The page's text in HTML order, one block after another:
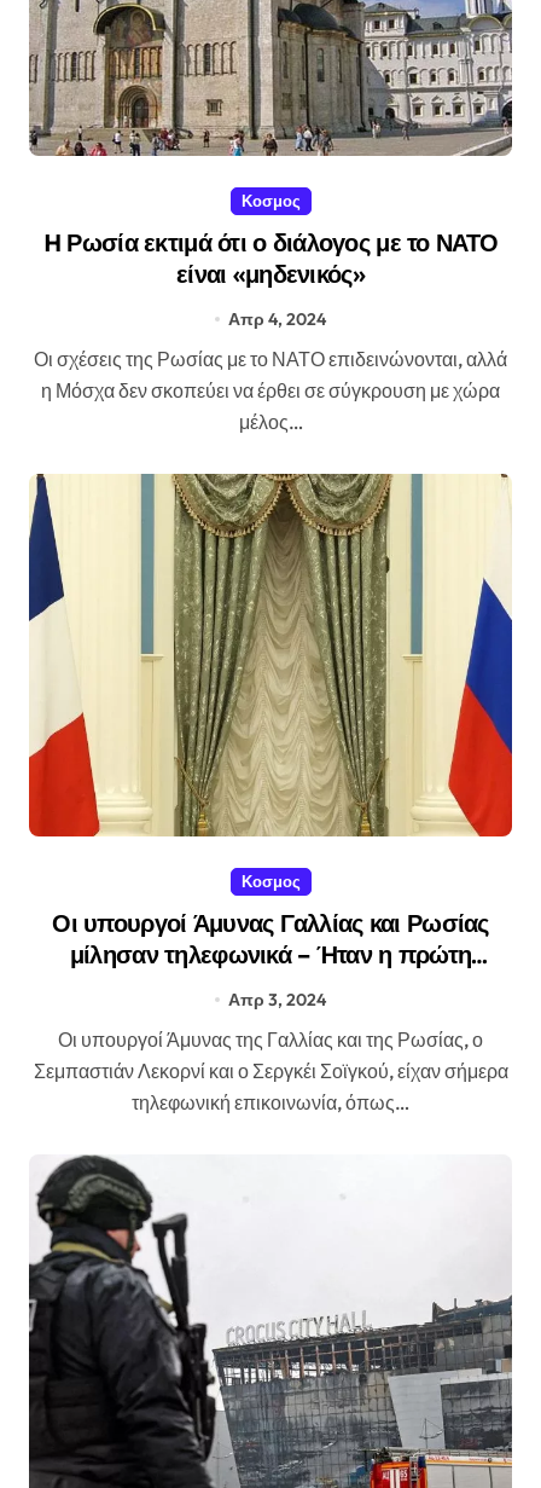
Κοσμος
H Ρωσία εκτιμά ότι ο διάλογος με το ΝΑΤΟ
είναι «μηδενικός»
Απρ 4, 2024
Οι σχέσεις της Ρωσίας με το ΝΑΤΟ επιδεινώνονται, αλλά
η Μόσχα δεν σκοπεύει να έρθει σε σύγκρουση με χώρα
μέλος…
Κοσμος
Οι υπουργοί Άμυνας Γαλλίας και Ρωσίας
μίλησαν τηλεφωνικά – Ήταν η πρώτη
Απρ 3, 2024
Οι υπουργοί Άμυνας της Γαλλίας και της Ρωσίας, ο
Σεμπαστιάν Λεκορνί και ο Σεργκέι Σοϊγκού, είχαν σήμερα
τηλεφωνική επικοινωνία, όπως…